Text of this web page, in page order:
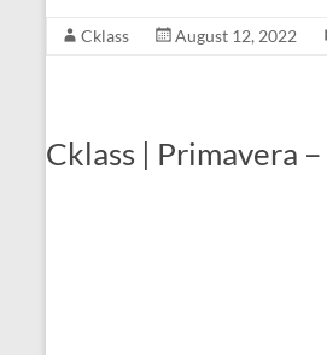
Cklass August 12, 2022
Cklass | Primavera